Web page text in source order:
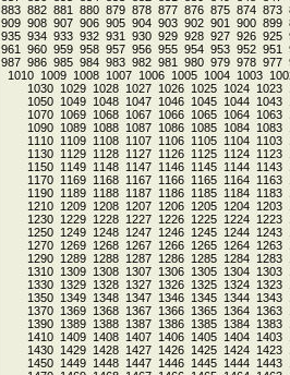
873
874
875
876
877
878
879
880
881
882
883
899
900
901
902
903
904
905
906
907
908
909
925
926
927
928
929
930
931
932
933
934
935
951
952
953
954
955
956
957
958
959
960
961
977
978
979
980
981
982
983
984
985
986
987
1003
1004
1005
1006
1007
1008
1009
1010
1023
1024
1025
1026
1027
1028
1029
1030
1043
1044
1045
1046
1047
1048
1049
1050
1063
1064
1065
1066
1067
1068
1069
1070
1083
1084
1085
1086
1087
1088
1089
1090
1103
1104
1105
1106
1107
1108
1109
1110
1123
1124
1125
1126
1127
1128
1129
1130
1143
1144
1145
1146
1147
1148
1149
1150
1163
1164
1165
1166
1167
1168
1169
1170
1183
1184
1185
1186
1187
1188
1189
1190
1203
1204
1205
1206
1207
1208
1209
1210
1223
1224
1225
1226
1227
1228
1229
1230
1243
1244
1245
1246
1247
1248
1249
1250
1263
1264
1265
1266
1267
1268
1269
1270
1283
1284
1285
1286
1287
1288
1289
1290
1303
1304
1305
1306
1307
1308
1309
1310
1323
1324
1325
1326
1327
1328
1329
1330
1343
1344
1345
1346
1347
1348
1349
1350
1363
1364
1365
1366
1367
1368
1369
1370
1383
1384
1385
1386
1387
1388
1389
1390
1403
1404
1405
1406
1407
1408
1409
1410
1423
1424
1425
1426
1427
1428
1429
1430
1443
1444
1445
1446
1447
1448
1449
1450